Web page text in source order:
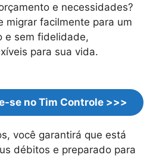
e necessidades?
migrar facilmente para um
e sem fidelidade,
para sua vida.
se no Tim Controle >>>
você garantirá que está
débitos e preparado para